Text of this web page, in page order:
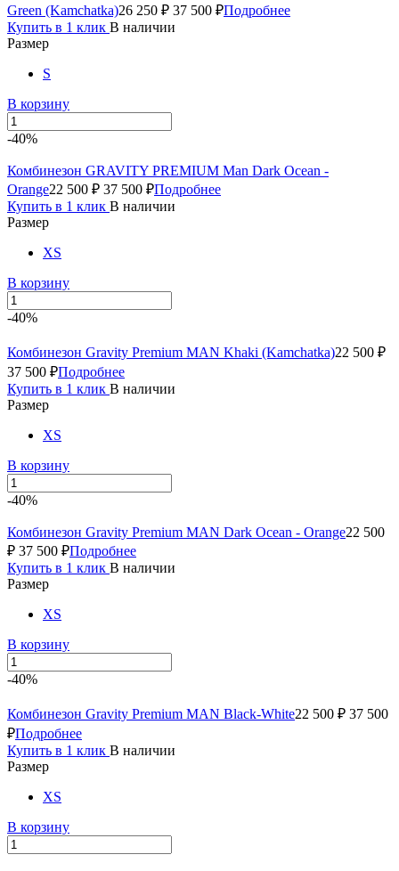
Green (Kamchatka)26 250 ₽ 37 500 ₽Подробнее
Купить в 1 клик В наличии
Размер
S
В корзину
-40%
Комбинезон GRAVITY PREMIUM Man Dark Ocean -
Orange22 500 ₽ 37 500 ₽Подробнее
Купить в 1 клик В наличии
Размер
XS
В корзину
-40%
Комбинезон Gravity Premium MAN Khaki (Kamchatka)22 500 ₽
37 500 ₽Подробнее
Купить в 1 клик В наличии
Размер
XS
В корзину
-40%
Комбинезон Gravity Premium MAN Dark Ocean - Orange22 500
₽ 37 500 ₽Подробнее
Купить в 1 клик В наличии
Размер
XS
В корзину
-40%
Комбинезон Gravity Premium MAN Black-White22 500 ₽ 37 500
₽Подробнее
Купить в 1 клик В наличии
Размер
XS
В корзину